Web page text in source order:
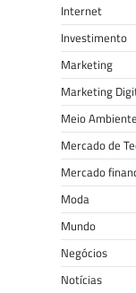
Internet
Investimento
Marketing
Marketing
Meio Ambiente
Mercado de
Mercado
Moda
Mundo
Negócios
Notícias